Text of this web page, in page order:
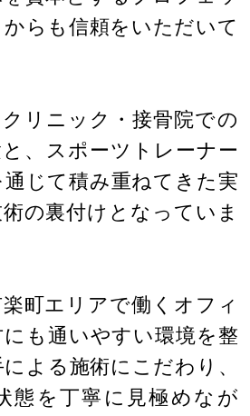
らも信頼をいただいて
リニック・接骨院での
、スポーツトレーナー
じて積み重ねてきた実
の裏付けとなっていま
町エリアで働くオフィ
も通いやすい環境を整
よる施術にこだわり、
態を丁寧に見極めなが